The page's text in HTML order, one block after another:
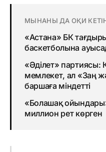
МЫНАНЫ ДА ОҚИ
«Астана» БК
баскетболына
«Әділет» партиясы:
мемлекет, ал «Заң
баршаға міндетті
«Болашақ
миллион рет көрген